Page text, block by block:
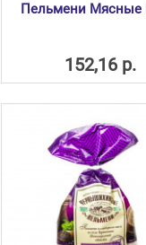
Пельмени
152,16 р.